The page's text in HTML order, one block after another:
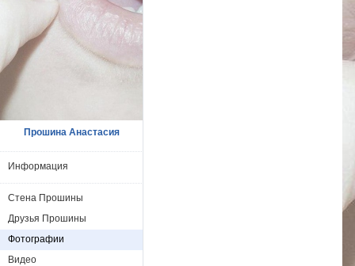
Прошина Анастасия
Информация
Стена Прошины
Друзья Прошины
Фотографии
Видео